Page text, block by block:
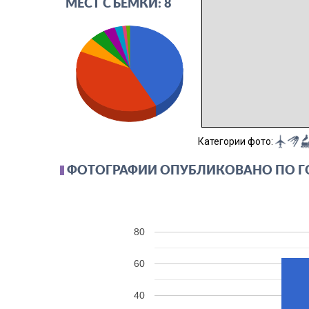
Категории фото:
ФОТОГРАФИИ ОПУБЛИКОВАНО ПО
40
60
80